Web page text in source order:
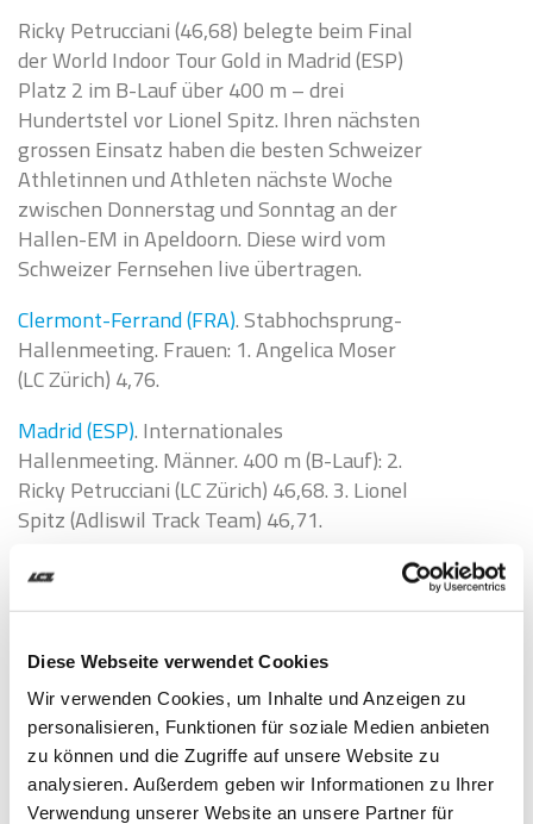
Diese Webseite verwendet Cookies
Wir verwenden Cookies, um Inhalte und Anzeigen zu
personalisieren, Funktionen für soziale Medien anbieten
zu können und die Zugriffe auf unsere Website zu
analysieren. Außerdem geben wir Informationen zu Ihrer
Verwendung unserer Website an unsere Partner für
Ricky Petrucciani (46,68) belegte beim Final
der World Indoor Tour Gold in Madrid (ESP)
Platz 2 im B-Lauf über 400 m – drei
Hundertstel vor Lionel Spitz. Ihren nächsten
grossen Einsatz haben die besten Schweizer
Athletinnen und Athleten nächste Woche
zwischen Donnerstag und Sonntag an der
Hallen-EM in Apeldoorn. Diese wird vom
Schweizer Fernsehen live übertragen.
Clermont-Ferrand (FRA). Stabhochsprung-
Hallenmeeting. Frauen: 1. Angelica Moser
(LC Zürich) 4,76.
Madrid (ESP). Internationales
Hallenmeeting. Männer. 400 m (B-Lauf): 2.
Ricky Petrucciani (LC Zürich) 46,68. 3. Lionel
Spitz (Adliswil Track Team) 46,71.
(MAS/SwA)
Ähnliche Artikel